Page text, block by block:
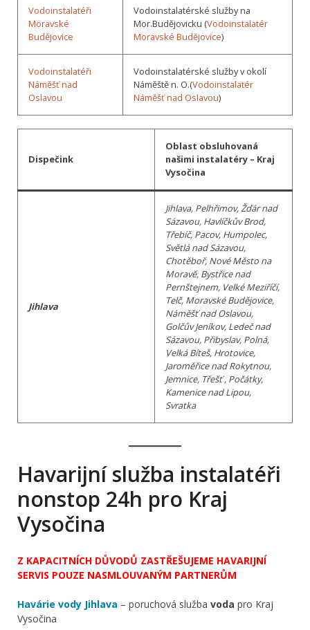
Vodoinstalatéři
Moravské
Budějovice
Vodoinstalatérské služby na
Mor.Budějovicku (Vodoinstalatér
Moravské Budějovice)
Vodoinstalatéři
Náměšť nad
Oslavou
Vodoinstalatérské služby v okolí
Náměště n. O.(Vodoinstalatér
Náměšť nad Oslavou)
Dispečink
Oblast obsluhovaná
našimi instalatéry – Kraj
Vysočina
Jihlava
Jihlava, Pelhřimov, Žďár nad
Sázavou, Havlíčkův Brod,
Třebíč, Pacov, Humpolec,
Světlá nad Sázavou,
Chotěboř, Nové Město na
Moravě, Bystřice nad
Pernštejnem, Velké Meziříčí,
Telč, Moravské Budějovice,
Náměšť nad Oslavou,
Golčův Jeníkov, Ledeč nad
Sázavou, Přibyslav, Polná,
Velká Bíteš, Hrotovice,
Jaroměřice nad Rokytnou,
Jemnice, Třešť , Počátky,
Kamenice nad Lipou,
Svratka
Havarijní služba instalatéři
nonstop 24h pro Kraj
Vysočina
Z KAPACITNÍCH DŮVODŮ ZASTŘEŠUJEME HAVARIJNÍ
SERVIS POUZE NASMLOUVANÝM PARTNERŮM
Havárie vody Jihlava – poruchová služba voda pro Kraj
Vysočina